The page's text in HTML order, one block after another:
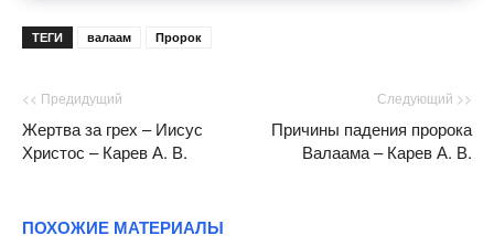
ТЕГИ валаам Пророк
<< Предидущий
Жертва за грех – Иисус
Христос – Карев А. В.
Следующий >>
Причины падения пророка
Валаама – Карев А. В.
ПОХОЖИЕ МАТЕРИАЛЫ